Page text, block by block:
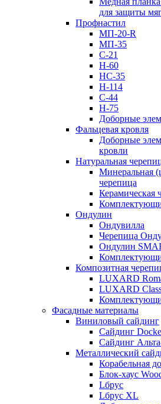
для защиты
Профнастил
МП-20-R
МП-35
С-21
Н-60
НС-35
Н-114
С-44
Н-75
Доборные
Фальцевая кровля
Доборные
кровли
Натуральная
Минеральная
черепица
Керамическая
Ондулин
Ондувилла
Черепица
Ондулин
Композитная
LUXARD
LUXARD
Фасадные материалы
Виниловый сайдинг
Сайдинг Docke
Сайдинг
Металлический
Корабельная
Блок-хаус
Lбрус
Lбрус XL